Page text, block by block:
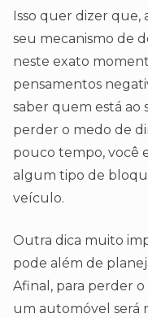
Isso quer dizer que,
seu mecanismo de
neste exato
pensamentos
saber quem está ao
perder o medo de
pouco tempo, você
algum tipo de
veículo.
Outra dica muito
pode além de
Afinal, para perder
um automóvel será